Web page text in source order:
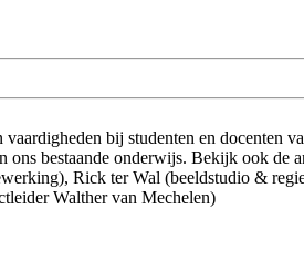
bij studenten en docenten
bestaande onderwijs. Bekijk ook de
Rick ter Wal (beeldstudio &
Walther van Mechelen)